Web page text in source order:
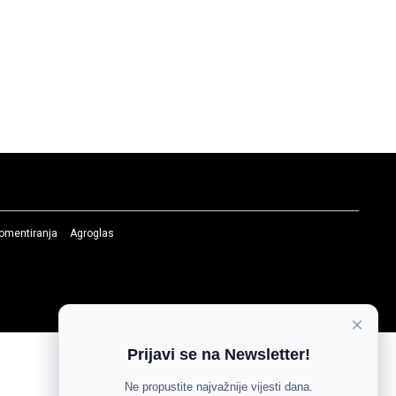
Agroglas
×
Prijavi se na Newsletter!
Ne propustite najvažnije vijesti dana.